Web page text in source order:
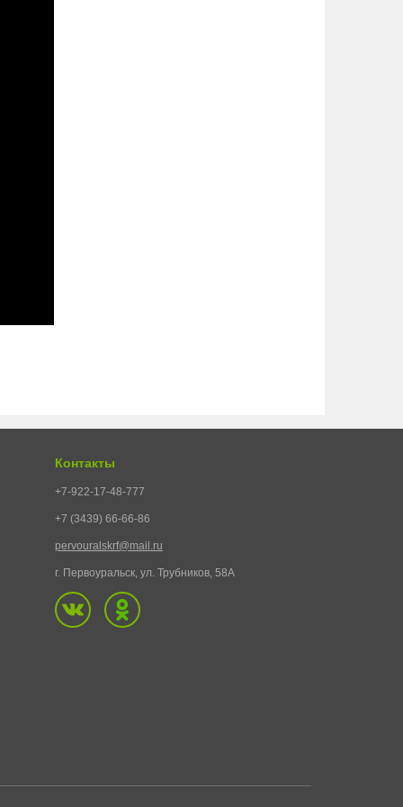
Контакты
+7-922-17-48-777
+7 (3439) 66-66-86
pervouralskrf@mail.ru
г. Первоуральск, ул. Трубников, 58А